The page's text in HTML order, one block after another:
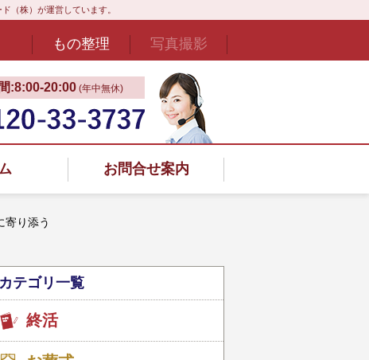
（株）が運営しています。
もの整理 写真撮影
:8:00‐20:00 (年中無休)
お問合せ案内
寄り添う
カテゴリ一覧
終活